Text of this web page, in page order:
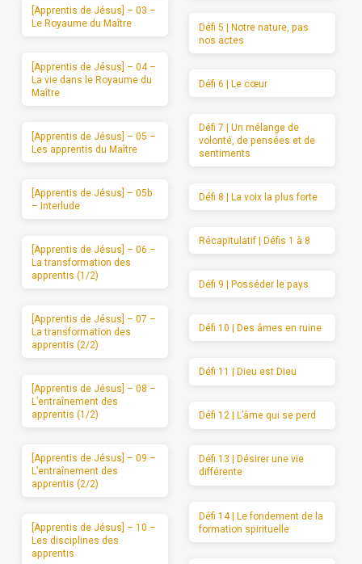
[Apprentis de Jésus] – 03 –
Le Royaume du Maître
[Apprentis de Jésus] – 04 –
La vie dans le Royaume du
Maître
[Apprentis de Jésus] – 05 –
Les apprentis du Maître
[Apprentis de Jésus] – 05b
– Interlude
[Apprentis de Jésus] – 06 –
La transformation des
apprentis (1/2)
[Apprentis de Jésus] – 07 –
La transformation des
apprentis (2/2)
[Apprentis de Jésus] – 08 –
L’entraînement des
apprentis (1/2)
[Apprentis de Jésus] – 09 –
L’entraînement des
apprentis (2/2)
[Apprentis de Jésus] – 10 –
Les disciplines des
apprentis
Défi 5 | Notre nature, pas
nos actes
Défi 6 | Le cœur
Défi 7 | Un mélange de
volonté, de pensées et de
sentiments
Défi 8 | La voix la plus forte
Récapitulatif | Défis 1 à 8
Défi 9 | Posséder le pays
Défi 10 | Des âmes en ruine
Défi 11 | Dieu est Dieu
Défi 12 | L’âme qui se perd
Défi 13 | Désirer une vie
différente
Défi 14 | Le fondement de la
formation spirituelle